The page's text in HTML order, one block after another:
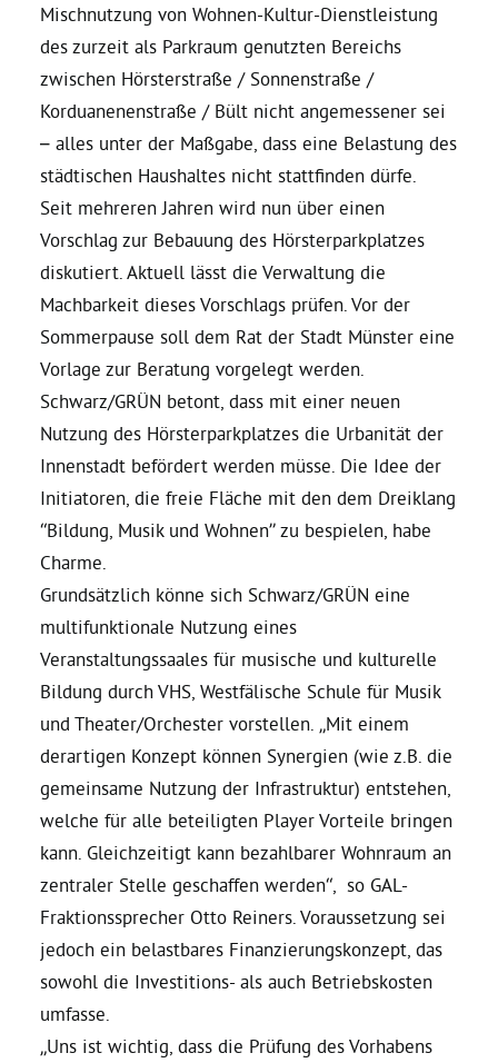
Fraktionsgeschäftsstelle
Bezirksvertretungen
Aktiv werden
Arbeitsgruppen
Mitglied werden
Kommunalpolitik
Engagement-Sprechstunde
Grüne Jugend
CampusGrün
Aktuelles
Termine
Kontakt
Mischnutzung von Wohnen-Kultur-Dienstleistung
des zurzeit als Parkraum genutzten Bereichs
zwischen Hörsterstraße / Sonnenstraße /
Korduanenenstraße / Bült nicht angemessener sei
– alles unter der Maßgabe, dass eine Belastung des
städtischen Haushaltes nicht stattfinden dürfe.
Seit mehreren Jahren wird nun über einen
Vorschlag zur Bebauung des Hörsterparkplatzes
diskutiert. Aktuell lässt die Verwaltung die
Machbarkeit dieses Vorschlags prüfen. Vor der
Sommerpause soll dem Rat der Stadt Münster eine
Vorlage zur Beratung vorgelegt werden.
Schwarz/GRÜN betont, dass mit einer neuen
Nutzung des Hörsterparkplatzes die Urbanität der
Innenstadt befördert werden müsse. Die Idee der
Initiatoren, die freie Fläche mit den dem Dreiklang
“Bildung, Musik und Wohnen” zu bespielen, habe
Charme.
Grundsätzlich könne sich Schwarz/GRÜN eine
multifunktionale Nutzung eines
Veranstaltungssaales für musische und kulturelle
Bildung durch VHS, Westfälische Schule für Musik
und Theater/Orchester vorstellen. „Mit einem
derartigen Konzept können Synergien (wie z.B. die
gemeinsame Nutzung der Infrastruktur) entstehen,
welche für alle beteiligten Player Vorteile bringen
kann. Gleichzeitigt kann bezahlbarer Wohnraum an
zentraler Stelle geschaffen werden“, so GAL-
Fraktionssprecher Otto Reiners. Voraussetzung sei
jedoch ein belastbares Finanzierungskonzept, das
sowohl die Investitions- als auch Betriebskosten
umfasse.
„Uns ist wichtig, dass die Prüfung des Vorhabens